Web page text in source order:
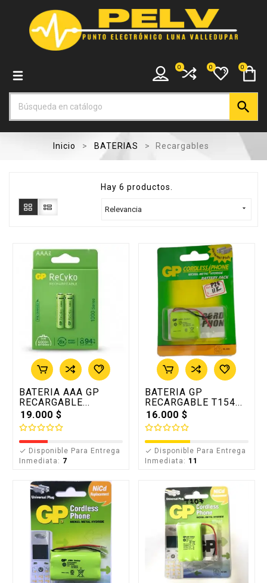
0
0
0

Inicio BATERIAS Recargables
Hay 6 productos.
Relevancia 
BATERIA AAA GP
RECARGABLE...
19.000 $
 Disponible Para Entrega
Inmediata: 7
BATERIA GP
RECARGABLE T154...
16.000 $
 Disponible Para Entrega
Inmediata: 11